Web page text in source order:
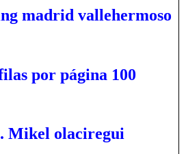
madrid vallehermoso
por página 100
Mikel olaciregui